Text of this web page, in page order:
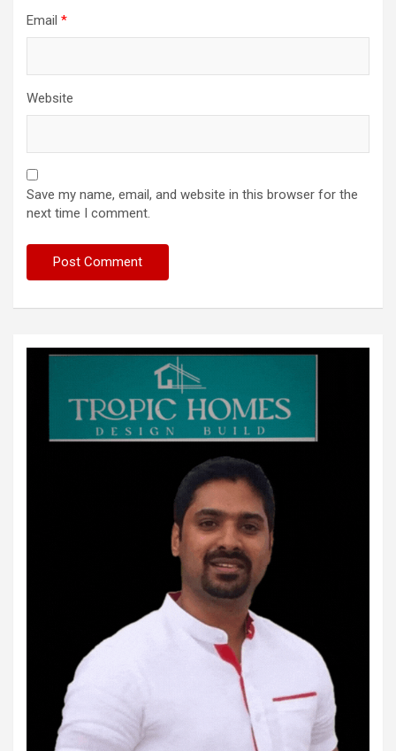
Email *
Website
Save my name, email, and website in this browser for the
next time I comment.